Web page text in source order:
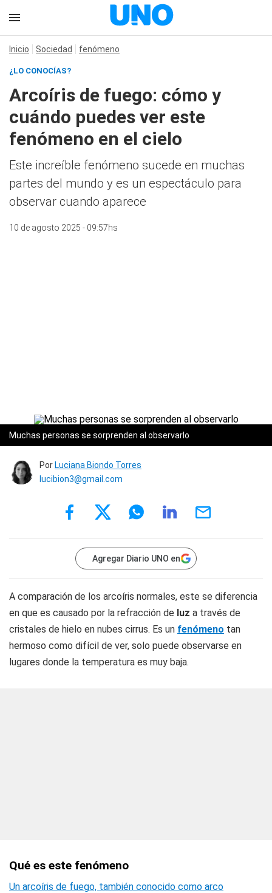
Inicio Sociedad fenómeno
¿LO CONOCÍAS?
Arcoíris de fuego: cómo y
cuándo puedes ver este
fenómeno en el cielo
Este increíble fenómeno sucede en muchas
partes del mundo y es un espectáculo para
observar cuando aparece
10 de agosto 2025 - 09:57hs
Muchas personas se sorprenden al observarlo
Por Luciana Biondo Torres
lucibion3@gmail.com
Agregar Diario UNO en
A comparación de los arcoíris normales, este se diferencia
en que es causado por la refracción de luz a través de
cristales de hielo en nubes cirrus. Es un fenómeno tan
hermoso como difícil de ver, solo puede observarse en
lugares donde la temperatura es muy baja.
Qué es este fenómeno
Un arcoíris de fuego, también conocido como arco